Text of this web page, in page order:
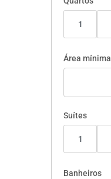
1
Área mínima
Suítes
1
Banheiros